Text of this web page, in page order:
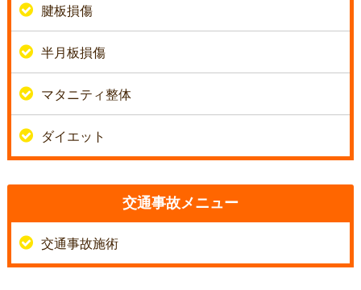
腱板損傷
半月板損傷
マタニティ整体
ダイエット
交通事故メニュー
交通事故施術